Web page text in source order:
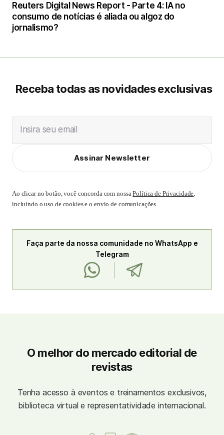
Reuters Digital News Report - Parte 4: IA no
consumo de notícias é aliada ou algoz do
jornalismo?
Receba todas as novidades exclusivas
Insira seu email
Assinar Newsletter
Ao clicar no botão, você concorda com nossaPolítica de Privacidade,
incluindo o uso de cookies e o envio de comunicações.
Faça parte da nossa comunidade no WhatsApp e
Telegram
O melhor do mercado editorial de
revistas
Tenha acesso à eventos e treinamentos exclusivos,
biblioteca virtual e representatividade internacional.